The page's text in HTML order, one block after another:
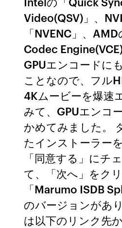
Video(QSV)」、
「NVENC」、
Codec
GPUエンコードに
ことなので、フル
4Kムービーを爆速
みて、GPUエンコ
かめてみました。
たインストーラー
「同意する」にチ
て、「次へ」をクリ
「Marumo ISDB
のバージョンがあ
は以下のリンク先